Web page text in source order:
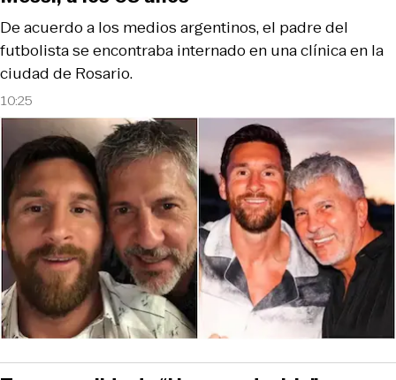
10:25
De acuerdo a los medios argentinos, el padre del
futbolista se encontraba internado en una clínica en la
ciudad de Rosario.